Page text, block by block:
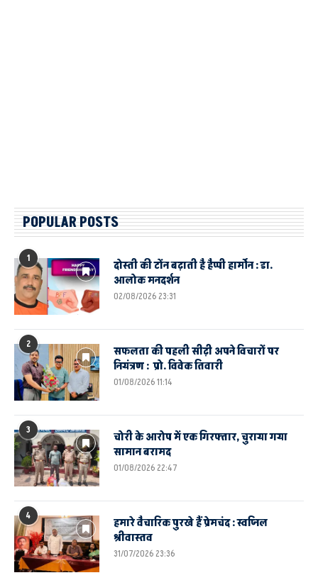
POPULAR POSTS
1
दोस्ती की टोंन बढ़ाती है हैप्पी हार्मोन : डा.
आलोक मनदर्शन
02/08/2026 23:31
2
सफलता की पहली सीढ़ी अपने विचारों पर
नियंत्रण : प्रो. विवेक तिवारी
01/08/2026 11:14
3
चोरी के आरोप में एक गिरफ्तार, चुराया गया
सामान बरामद
01/08/2026 22:47
4
हमारे वैचारिक पुरखे हैं प्रेमचंद : स्वप्निल
श्रीवास्तव
31/07/2026 23:36